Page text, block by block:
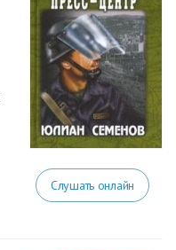
Слушать онлайн